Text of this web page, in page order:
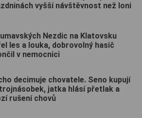
vyšší návštěvnost než loni
Nezdic na Klatovsku
les a louka, dobrovolný hasič
v nemocnici
decimuje chovatele. Seno kupují
jatka hlásí přetlak a
rušení chovů